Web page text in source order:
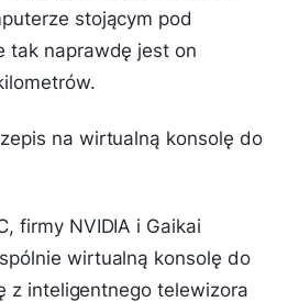
stojącym pod
tak naprawdę jest on
na wirtualną konsolę do
firmy NVIDIA i Gaikai
wirtualną konsolę do
z inteligentnego telewizora